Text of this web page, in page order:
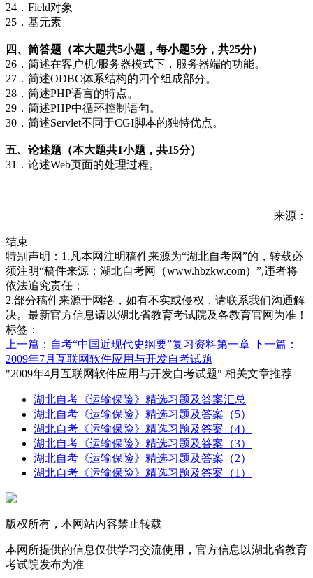
24．Field对象
25．基元素
四、简答题（本大题共5小题，每小题5分，共25分）
26．简述在客户机/服务器模式下，服务器端的功能。
27．简述ODBC体系结构的四个组成部分。
28．简述PHP语言的特点。
29．简述PHP中循环控制语句。
30．简述Servlet不同于CGI脚本的独特优点。
五、论述题（本大题共1小题，共15分）
31．论述Web页面的处理过程。
来源：
结束
特别声明：1.凡本网注明稿件来源为“湖北自考网”的，转载必
须注明“稿件来源：湖北自考网（www.hbzkw.com）”,违者将
依法追究责任；
2.部分稿件来源于网络，如有不实或侵权，请联系我们沟通解
决。最新官方信息请以湖北省教育考试院及各教育官网为准！
标签：
上一篇：自考“中国近现代史纲要”复习资料第一章 下一篇：
2009年7月互联网软件应用与开发自考试题
"2009年4月互联网软件应用与开发自考试题" 相关文章推荐
湖北自考《运输保险》精选习题及答案汇总
湖北自考《运输保险》精选习题及答案（5）
湖北自考《运输保险》精选习题及答案（4）
湖北自考《运输保险》精选习题及答案（3）
湖北自考《运输保险》精选习题及答案（2）
湖北自考《运输保险》精选习题及答案（1）
版权所有，本网站内容禁止转载
本网所提供的信息仅供学习交流使用，官方信息以湖北省教育
考试院发布为准